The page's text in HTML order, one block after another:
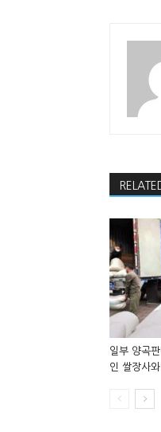
일부 양곡
인 쌀장사